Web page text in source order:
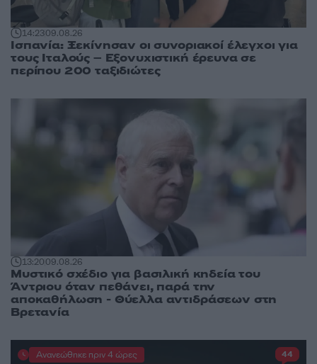
14:2309.08.26
Ισπανία: Ξεκίνησαν οι συνοριακοί έλεγχοι για
τους Ιταλούς – Εξονυχιστική έρευνα σε
περίπου 200 ταξιδιώτες
13:2009.08.26
Μυστικό σχέδιο για βασιλική κηδεία του
Άντριου όταν πεθάνει, παρά την
αποκαθήλωση - Θύελλα αντιδράσεων στη
Βρετανία
Ανανεώθηκε πριν 4 ώρες 44